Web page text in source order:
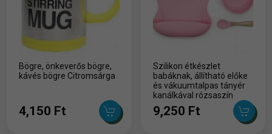
Bögre, önkeverős bögre,
kávés bögre Citromsárga
4,150 Ft
Szilikon étkészlet
babáknak, állítható előke
és vákuumtalpas tányér
kanálkával rózsaszín
9,250 Ft